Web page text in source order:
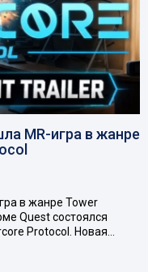
MR-игра в жанре
в жанре Tower
Quest состоялся
Protocol. Новая…